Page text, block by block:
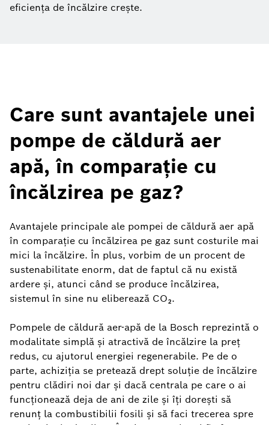
eficiența de încălzire crește.
Care sunt avantajele unei
pompe de căldură aer
apă, în comparație cu
încălzirea pe gaz?
Avantajele principale ale pompei de căldură aer apă
în comparație cu încălzirea pe gaz sunt costurile mai
mici la încălzire. În plus, vorbim de un procent de
sustenabilitate enorm, dat de faptul că nu există
ardere și, atunci când se produce încălzirea,
sistemul în sine nu eliberează CO₂.
Pompele de căldură aer-apă de la Bosch reprezintă o
modalitate simplă și atractivă de încălzire la preț
redus, cu ajutorul energiei regenerabile. Pe de o
parte, achiziția se pretează drept soluție de încălzire
pentru clădiri noi dar și dacă centrala pe care o ai
funcționează deja de ani de zile și îți dorești să
renunț la combustibilii fosili și să faci trecerea spre